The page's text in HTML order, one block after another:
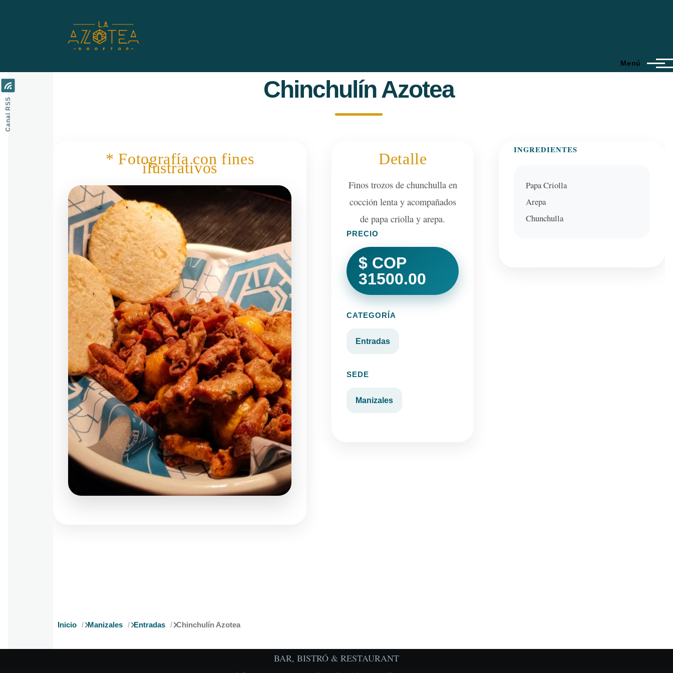
Menú
Chinchulín Azotea
* Fotografía con fines
ilustrativos Detalle
Finos trozos de chunchulla en
cocción lenta y acompañados
de papa criolla y arepa.
PRECIO
$ COP
31500.00
CATEGORÍA
Entradas
SEDE
Manizales
INGREDIENTES
Papa Criolla
Arepa
Chunchulla
Inicio Manizales Entradas Chinchulín Azotea
Canal RSS
BAR, BISTRÓ & RESTAURANT